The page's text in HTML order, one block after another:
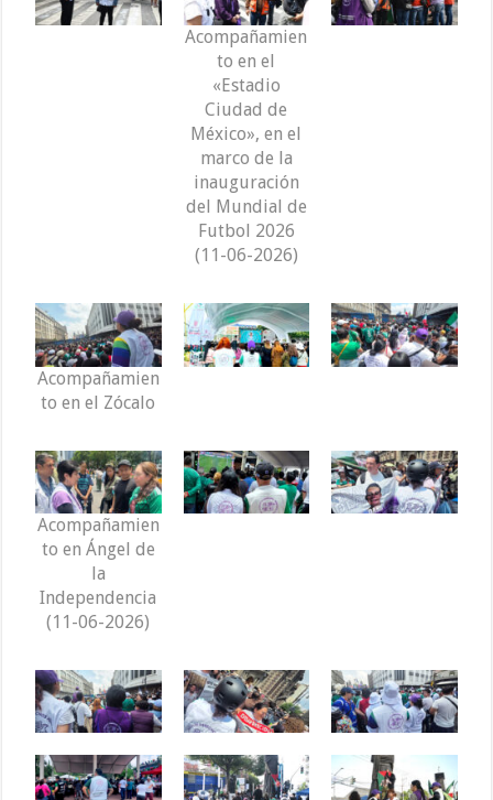
Acompañamien
to en el
«Estadio
Ciudad de
México», en el
marco de la
inauguración
del Mundial de
Futbol 2026
(11-06-2026)
Acompañamien
to en el Zócalo
Acompañamien
to en Ángel de
la
Independencia
(11-06-2026)